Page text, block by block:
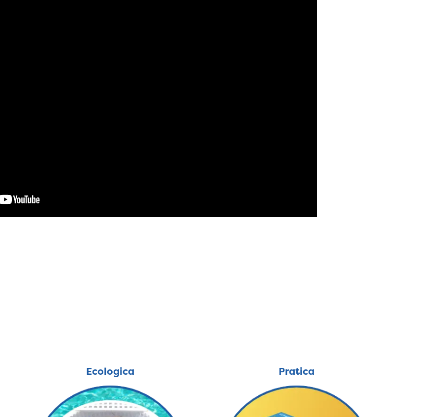
Ecologica Pratica